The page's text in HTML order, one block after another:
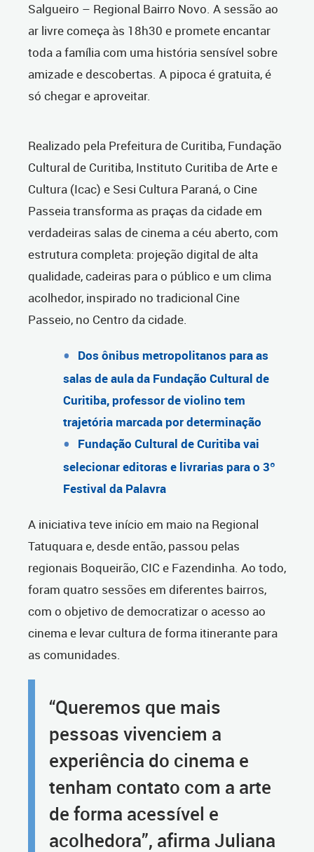
Salgueiro – Regional Bairro Novo. A sessão ao
ar livre começa às 18h30 e promete encantar
toda a família com uma história sensível sobre
amizade e descobertas. A pipoca é gratuita, é
só chegar e aproveitar.
Realizado pela Prefeitura de Curitiba, Fundação
Cultural de Curitiba, Instituto Curitiba de Arte e
Cultura (Icac) e Sesi Cultura Paraná, o Cine
Passeia transforma as praças da cidade em
verdadeiras salas de cinema a céu aberto, com
estrutura completa: projeção digital de alta
qualidade, cadeiras para o público e um clima
acolhedor, inspirado no tradicional Cine
Passeio, no Centro da cidade.
Dos ônibus metropolitanos para as
salas de aula da Fundação Cultural de
Curitiba, professor de violino tem
trajetória marcada por determinação
Fundação Cultural de Curitiba vai
selecionar editoras e livrarias para o 3º
Festival da Palavra
A iniciativa teve início em maio na Regional
Tatuquara e, desde então, passou pelas
regionais Boqueirão, CIC e Fazendinha. Ao todo,
foram quatro sessões em diferentes bairros,
com o objetivo de democratizar o acesso ao
cinema e levar cultura de forma itinerante para
as comunidades.
“Queremos que mais
pessoas vivenciem a
experiência do cinema e
tenham contato com a arte
de forma acessível e
acolhedora”, afirma Juliana